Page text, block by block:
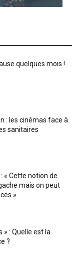
quelques mois !
: les cinémas face à
sanitaires
« Cette notion de
mais on peut
»
» : Quelle est la
?